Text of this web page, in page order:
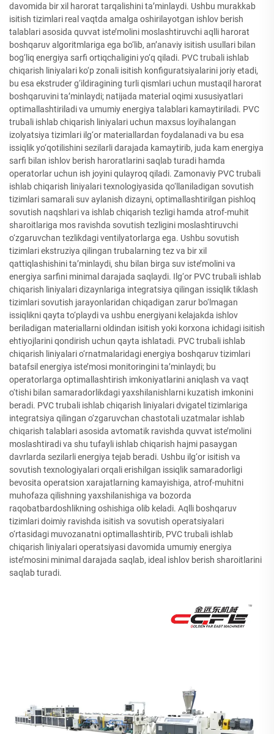
davomida bir xil harorat tarqalishini ta’minlaydi. Ushbu murakkab
isitish tizimlari real vaqtda amalga oshirilayotgan ishlov berish
talablari asosida quvvat iste’molini moslashtiruvchi aqlli harorat
boshqaruv algoritmlariga ega bo‘lib, anʼanaviy isitish usullari bilan
bog‘liq energiya sarfi ortiqchaligini yo‘q qiladi. PVC trubali ishlab
chiqarish liniyalari ko‘p zonali isitish konfiguratsiyalarini joriy etadi,
bu esa ekstruder g‘ildiragining turli qismlari uchun mustaqil harorat
boshqaruvini ta’minlaydi; natijada material oqimi xususiyatlari
optimallashtiriladi va umumiy energiya talablari kamaytiriladi. PVC
trubali ishlab chiqarish liniyalari uchun maxsus loyihalangan
izolyatsiya tizimlari ilg‘or materiallardan foydalanadi va bu esa
issiqlik yo‘qotilishini sezilarli darajada kamaytirib, juda kam energiya
sarfi bilan ishlov berish haroratlarini saqlab turadi hamda
operatorlar uchun ish joyini qulayroq qiladi. Zamonaviy PVC trubali
ishlab chiqarish liniyalari texnologiyasida qo‘llaniladigan sovutish
tizimlari samarali suv aylanish dizayni, optimallashtirilgan pishloq
sovutish naqshlari va ishlab chiqarish tezligi hamda atrof-muhit
sharoitlariga mos ravishda sovutish tezligini moslashtiruvchi
o‘zgaruvchan tezlikdagi ventilyatorlarga ega. Ushbu sovutish
tizimlari ekstruziya qilingan trubalarning tez va bir xil
qattiqlashishini ta’minlaydi, shu bilan birga suv iste’molini va
energiya sarfini minimal darajada saqlaydi. Ilg‘or PVC trubali ishlab
chiqarish liniyalari dizaynlariga integratsiya qilingan issiqlik tiklash
tizimlari sovutish jarayonlaridan chiqadigan zarur bo‘lmagan
issiqlikni qayta to‘playdi va ushbu energiyani kelajakda ishlov
beriladigan materiallarni oldindan isitish yoki korxona ichidagi isitish
ehtiyojlarini qondirish uchun qayta ishlatadi. PVC trubali ishlab
chiqarish liniyalari o‘rnatmalaridagi energiya boshqaruv tizimlari
batafsil energiya iste’mosi monitoringini ta’minlaydi; bu
operatorlarga optimallashtirish imkoniyatlarini aniqlash va vaqt
o‘tishi bilan samaradorlikdagi yaxshilanishlarni kuzatish imkonini
beradi. PVC trubali ishlab chiqarish liniyalari dvigatel tizimlariga
integratsiya qilingan o‘zgaruvchan chastotali uzatmalar ishlab
chiqarish talablari asosida avtomatik ravishda quvvat iste’molini
moslashtiradi va shu tufayli ishlab chiqarish hajmi pasaygan
davrlarda sezilarli energiya tejab beradi. Ushbu ilg‘or isitish va
sovutish texnologiyalari orqali erishilgan issiqlik samaradorligi
bevosita operatsion xarajatlarning kamayishiga, atrof-muhitni
muhofaza qilishning yaxshilanishiga va bozorda
raqobatbardoshlikning oshishiga olib keladi. Aqlli boshqaruv
tizimlari doimiy ravishda isitish va sovutish operatsiyalari
o‘rtasidagi muvozanatni optimallashtirib, PVC trubali ishlab
chiqarish liniyalari operatsiyasi davomida umumiy energiya
iste’mosini minimal darajada saqlab, ideal ishlov berish sharoitlarini
saqlab turadi.